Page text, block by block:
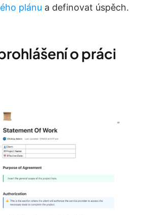
plánu a definovat úspěch.
o práci